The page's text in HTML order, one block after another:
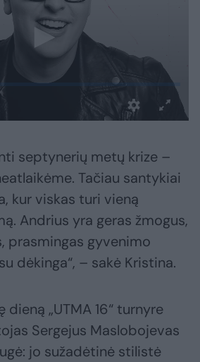
septynerių metų krize –
Tačiau santykiai
kur viskas turi vieną
Andrius yra geras žmogus,
prasmingas gyvenimo
dėkinga“, – sakė Kristina.
„UTMA 16“ turnyre
Sergejus Maslobojevas
jo sužadėtinė stilistė